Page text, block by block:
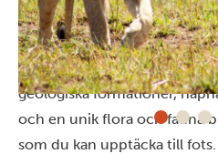
Moroto-berget
Mount Moroto är en 3.000
som vakar över Karamoja-
geologiska formationer,
och en unik flora och fauna
som du kan upptäcka till